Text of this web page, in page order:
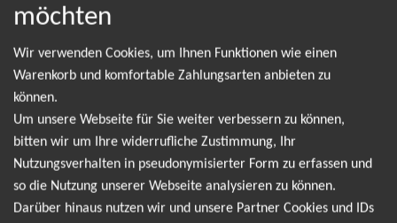
München
Olympiahalle
11:00 Uhr
München
Olympiahalle
17:00 Uhr
Neu-Ulm
ratiopharm arena
19.03.2027
20:00 Uhr
Tickets
möchten
Wir verwenden Cookies, um Ihnen Funktionen wie einen
Warenkorb und komfortable Zahlungsarten anbieten zu
können.
Um unsere Webseite für Sie weiter verbessern zu können,
bitten wir um Ihre widerrufliche Zustimmung, Ihr
Nutzungsverhalten in pseudonymisierter Form zu erfassen und
so die Nutzung unserer Webseite analysieren zu können.
Darüber hinaus nutzen wir und unsere Partner Cookies und IDs